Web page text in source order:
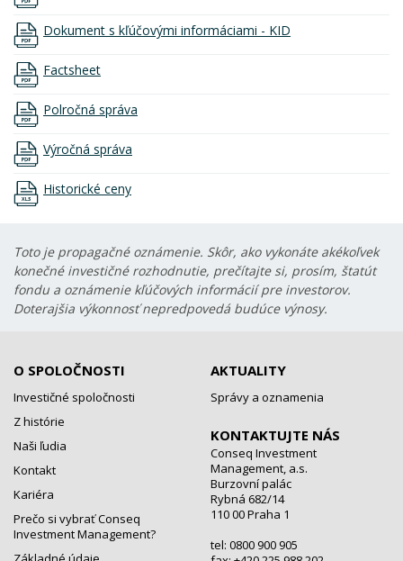
Dokument s kľúčovými informáciami - KID
Factsheet
Polročná správa
Výročná správa
Historické ceny
Toto je propagačné oznámenie. Skôr, ako vykonáte akékoľvek
konečné investičné rozhodnutie, prečítajte si, prosím, štatút
fondu a oznámenie kľúčových informácií pre investorov.
Doterajšia výkonnosť nepredpovedá budúce výnosy.
O SPOLOČNOSTI
Investičné spoločnosti
Z histórie
Naši ľudia
Kontakt
Kariéra
Prečo si vybrať Conseq
Investment Management?
AKTUALITY
Správy a oznamenia
KONTAKTUJTE NÁS
Conseq Investment
Management, a.s.
Burzovní palác
Rybná 682/14
110 00 Praha 1
tel: 0800 900 905